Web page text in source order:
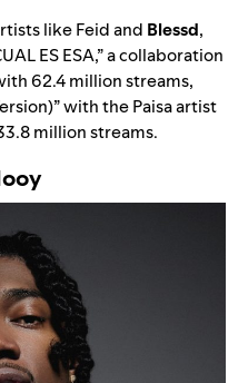
like Feid and Blessd,
ES ESA,” a collaboration
62.4 million streams,
” with the Paisa artist
million streams.